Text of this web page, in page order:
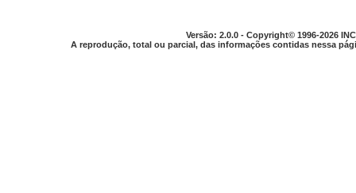
Versão: 2.0.0 - Copyright© 1996-2026
A reprodução, total ou parcial, das informações contidas nessa